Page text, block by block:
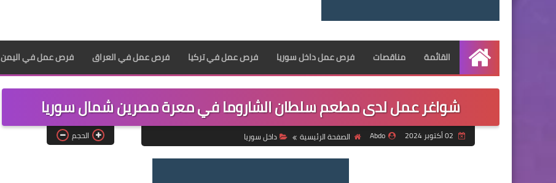
الرئيسية
القائمة مناقصات فرص عمل داخل سوريا فرص عمل في تركيا فرص عمل في العراق فرص عمل في اليمن
شواغر عمل لدى مطعم سلطان الشاروما في معرة مصرين شمال سوريا
Abdo الصفحة الرئيسية داخل سوريا الحجم